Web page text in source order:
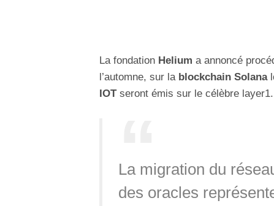
La fondation Helium a annoncé
l’automne, sur la blockchain Solana
IOTseront émis sur le célèbre layer1.
La migration du
des oracles